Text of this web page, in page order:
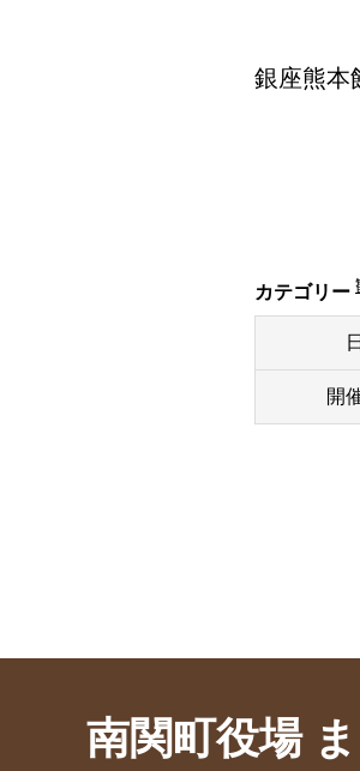
銀座熊本
カテゴリー
開
南関町役場